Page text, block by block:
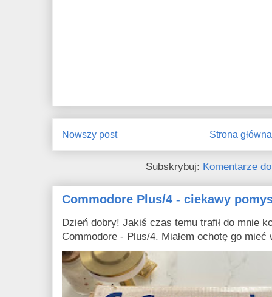
Nowszy post Strona główna
Subskrybuj: Komentarze
Commodore Plus/4 - ciekawy
Dzień dobry! Jakiś czas temu trafił do mnie
Commodore - Plus/4. Miałem ochotę go